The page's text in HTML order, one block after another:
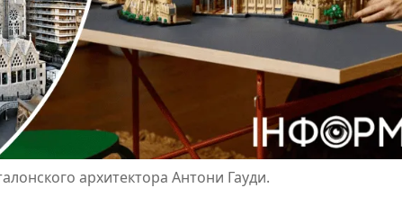
архитектора Антони Гауди.